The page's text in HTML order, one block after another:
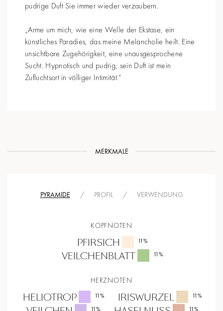
pudrige Duft Sie immer wieder verzaubern.
„Arme um mich, wie eine Welle der Ekstase, ein
künstliches Paradies, das meine Melancholie heilt. Eine
unsichtbare Zugehörigkeit, eine unausgesprochene
Sucht. Hypnotisch und pudrig, sein Duft ist mein
Zufluchtsort in völliger Intimität.“
MERKMALE
PYRAMIDE / PROFIL / VERWENDUNG
KOPFNOTEN
PFIRSICH 11%
VEILCHENBLATT 11%
HERZNOTEN
HELIOTROP 11% IRISWURZEL 11%
11% 11%